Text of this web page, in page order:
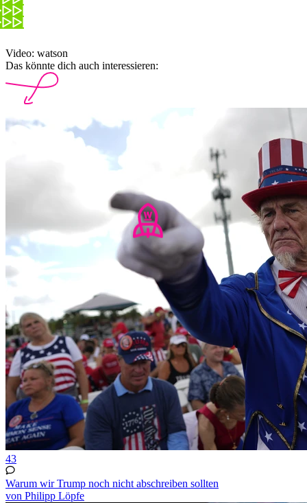
Video: watson
Das könnte dich auch interessieren:
43
Warum wir Trump noch nicht abschreiben sollten
von Philipp Löpfe